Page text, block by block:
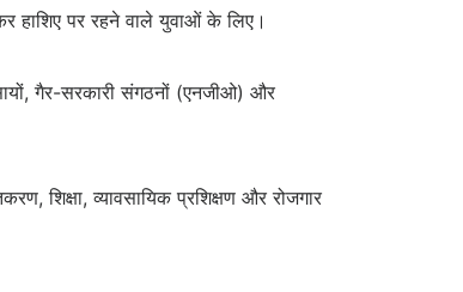
हाशिए पर रहने वाले युवाओं के लिए।
गैर-सरकारी संगठनों (एनजीओ) और
शिक्षा, व्यावसायिक प्रशिक्षण और रोजगार